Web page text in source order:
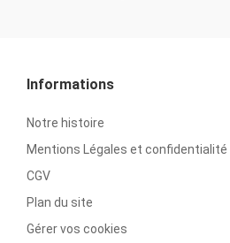
Informations
Notre histoire
Mentions Légales et confidentialité
CGV
Plan du site
Gérer vos cookies